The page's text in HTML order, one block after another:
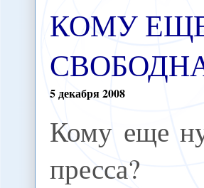
КОМУ
5декабря2008
Кому еще
пресса?